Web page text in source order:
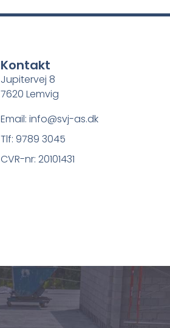
Kontakt
Jupitervej 8
7620 Lemvig
Email: info@svj-as.dk
Tlf: 9789 3045
CVR-nr: 20101431